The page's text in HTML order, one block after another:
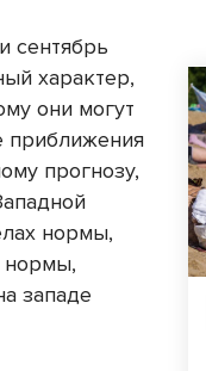
сентябрь
характер,
они могут
приближения
прогнозу,
нормы,
нормы,
западе